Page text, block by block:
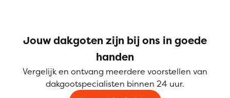
Jouw dakgoten zijn bij ons in goede
handen
Vergelijk en ontvang meerdere voorstellen van
dakgootspecialisten binnen 24 uur.